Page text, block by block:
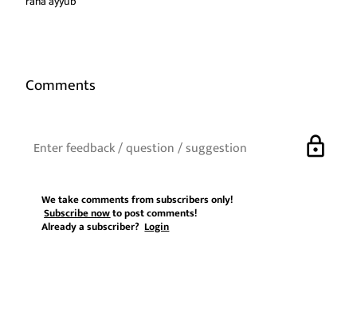
Comments
lock
We take comments from subscribers only!
Subscribe nowto post comments!
Already a subscriber?Login